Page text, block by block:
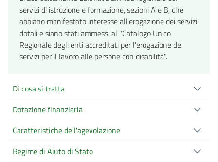
servizi di istruzione e formazione, sezioni A e B, che
abbiano manifestato interesse all'erogazione dei servizi
dotali e siano stati ammessi al "Catalogo Unico
Regionale degli enti accreditati per l'erogazione dei
servizi per il lavoro alle persone con disabilità".
Di cosa si tratta
Dotazione finanziaria
Caratteristiche dell'agevolazione
Regime di Aiuto di Stato